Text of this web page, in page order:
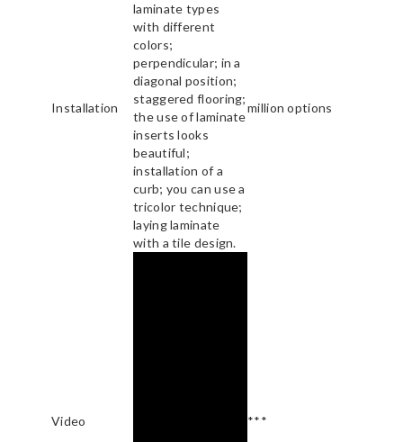
Installation
laminate types
with different
colors;
perpendicular; in a
diagonal position;
staggered flooring;
the use of laminate
inserts looks
beautiful;
installation of a
curb; you can use a
tricolor technique;
laying laminate
with a tile design.
million options
Video ***